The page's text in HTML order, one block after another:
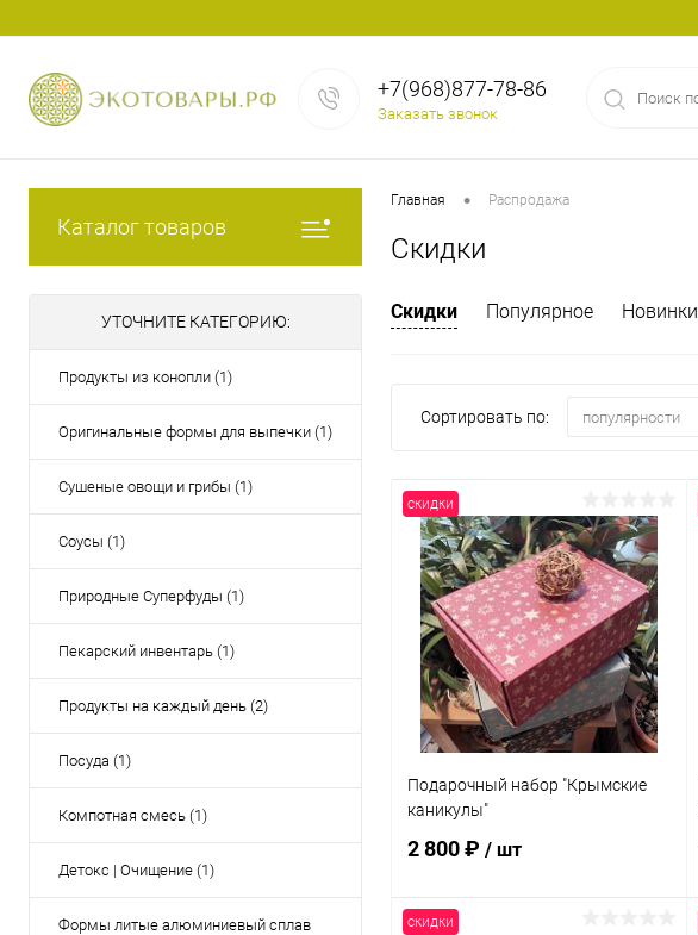
+7(968)877-78-86
Заказать звонок
Каталог товаров
УТОЧНИТЕ КАТЕГОРИЮ:
Продукты из конопли (1)
Оригинальные формы для выпечки (1)
Сушеные овощи и грибы (1)
Соусы (1)
Природные Суперфуды (1)
Пекарский инвентарь (1)
Продукты на каждый день (2)
Посуда (1)
Компотная смесь (1)
Детокс | Очищение (1)
Формы литые алюминиевый сплав
Главная • Распродажа
Скидки
Скидки Популярное Новинки
Сортировать по: популярности
скидки
Подарочный набор "Крымские
каникулы"
2 800 ₽ / шт
скидки